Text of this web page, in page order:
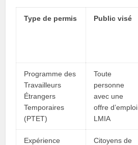
Type de permis Public visé
Programme des
Travailleurs
Étrangers
Temporaires
(PTET)
Toute
personne
avec une
offre d’emploi
LMIA
Expérience
Citoyens de